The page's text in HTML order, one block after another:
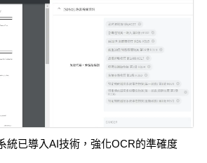
統已導入AI技術，強化OCR的準確度